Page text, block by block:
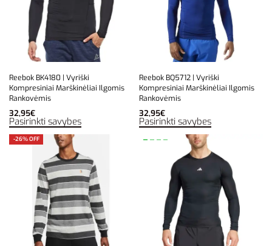
Reebok BK4180 | Vyriški
Kompresiniai Marškinėliai Ilgomis
Rankovėmis
32,95€
Pasirinkti savybes
Reebok BQ5712 | Vyriški
Kompresiniai Marškinėliai Ilgomis
Rankovėmis
32,95€
Pasirinkti savybes
-26% OFF